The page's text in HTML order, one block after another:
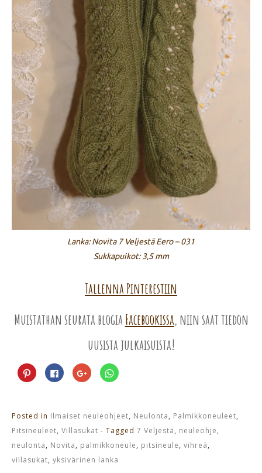
Lanka: Novita 7 Veljestä Eero – 031
Sukkapuikot: 3,5 mm
Tallenna Pinterestiin
Muistathan seurata blogia Facebookissa, niin saat tiedon
uusista julkaisuista!
Jaa
Pinterest
palvelussa(Avautuu
Jaa
Facebookissa(Avautuu
uudessa
Jaa
Google+
palvelussa(Avautuu
Jaa
WhatsApp
Posted in Ilmaiset neuleohjeet, Neulonta, Palmikkoneuleet,
Pitsineuleet, Villasukat - Tagged 7 Veljestä, neuleohje,
neulonta, Novita, palmikkoneule, pitsineule, vihreä,
villasukat, yksivärinen lanka